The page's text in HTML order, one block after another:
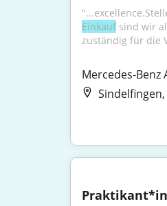
Einkauf sind wir
zuständig für die
Mercedes-Benz
Praktikant*in